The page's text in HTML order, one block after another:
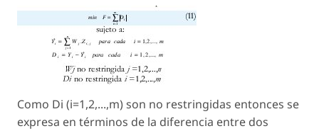
Como Di (i=1,2,...,m) son no restringidas entonces se
expresa en términos de la diferencia entre dos